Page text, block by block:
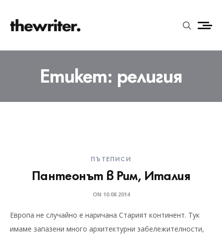
Етикет: религия
ПЪТЕПИСИ
Пантеонът в Рим, Италия
ON 10.08.2014
Европа не случайно е наричана Старият континент. Тук
имаме запазени много архитектурни забележителности,